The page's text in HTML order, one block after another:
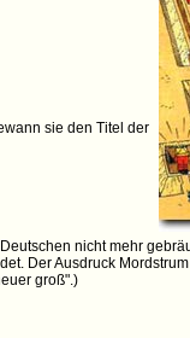
sie den Titel der
nicht mehr
Der Ausdruck
groß".)